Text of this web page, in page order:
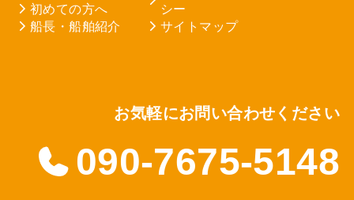
初めての方へ
船長・船舶紹介
シー
サイトマップ
お気軽にお問い合わせください
090-7675-5148